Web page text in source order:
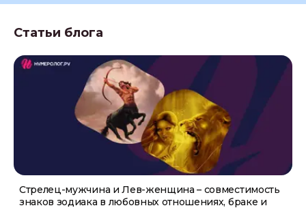
Статьи блога
Стрелец-мужчина и Лев-женщина – совместимость
знаков зодиака в любовных отношениях, браке и